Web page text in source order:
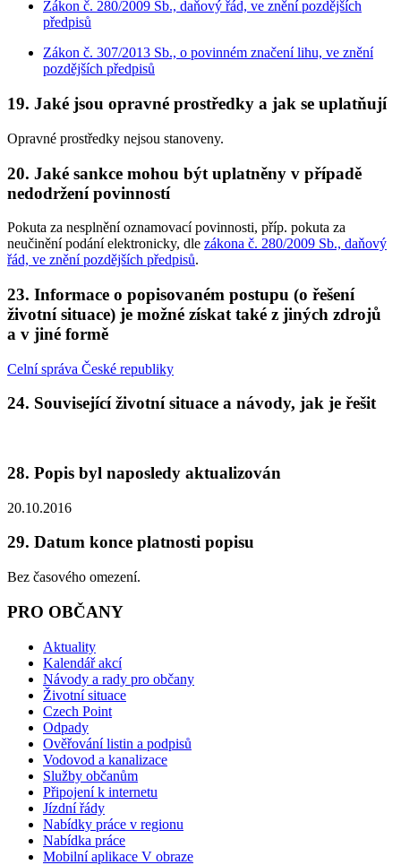
Zákon č. 280/2009 Sb., daňový řád, ve znění pozdějších
předpisů
Zákon č. 307/2013 Sb., o povinném značení lihu, ve znění
pozdějších předpisů
19. Jaké jsou opravné prostředky a jak se uplatňují
Opravné prostředky nejsou stanoveny.
20. Jaké sankce mohou být uplatněny v případě
nedodržení povinností
Pokuta za nesplnění oznamovací povinnosti, příp. pokuta za
neučinění podání elektronicky, dle zákona č. 280/2009 Sb., daňový
řád, ve znění pozdějších předpisů.
23. Informace o popisovaném postupu (o řešení
životní situace) je možné získat také z jiných zdrojů
a v jiné formě
Celní správa České republiky
24. Související životní situace a návody, jak je řešit
28. Popis byl naposledy aktualizován
20.10.2016
29. Datum konce platnosti popisu
Bez časového omezení.
PRO OBČANY
Aktuality
Kalendář akcí
Návody a rady pro občany
Životní situace
Czech Point
Odpady
Ověřování listin a podpisů
Vodovod a kanalizace
Služby občanům
Připojení k internetu
Jízdní řády
Nabídky práce v regionu
Nabídka práce
Mobilní aplikace V obraze